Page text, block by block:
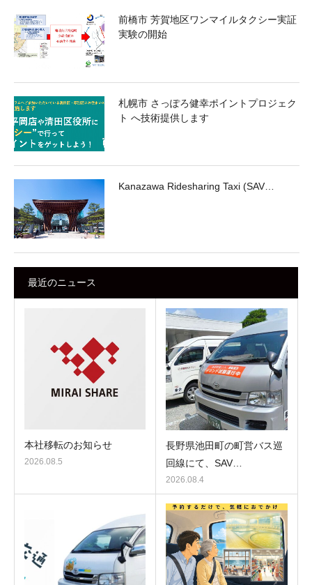
前橋市 芳賀地区ワンマイルタクシー実証
実験の開始
札幌市 さっぽろ健幸ポイントプロジェク
ト へ技術提供します
Kanazawa Ridesharing Taxi (SAV…
最近のニュース
本社移転のお知らせ
2026.08.5
長野県池田町の町営バス巡
回線にて、SAV…
2026.08.4